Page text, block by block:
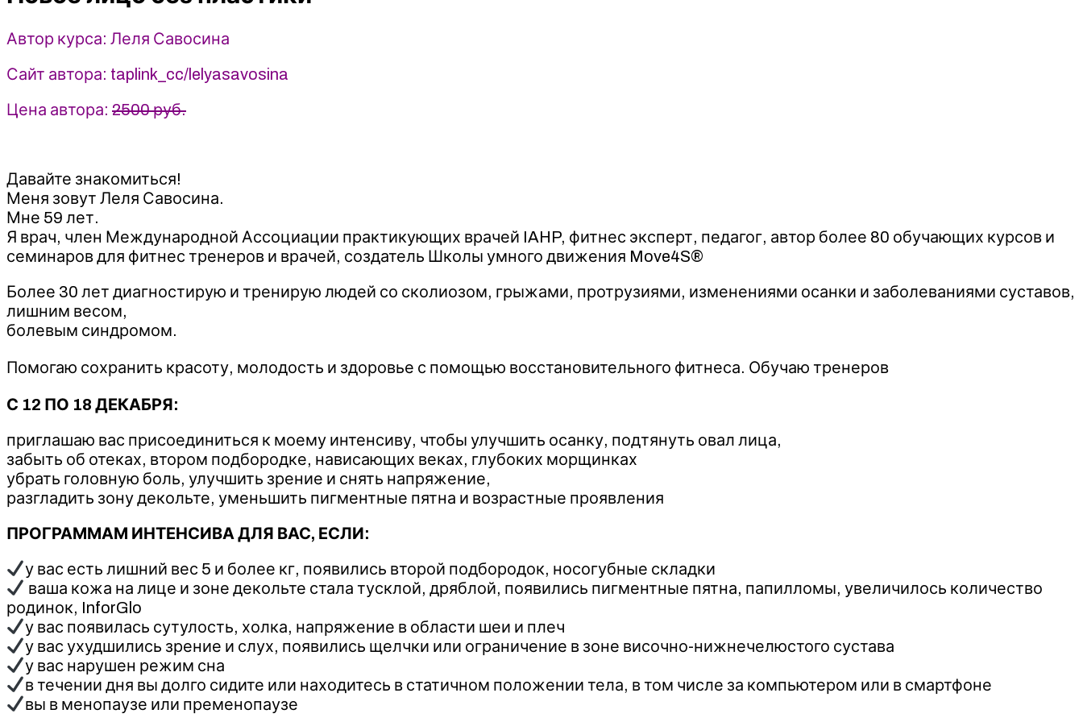
2022
Леля
Савосина
Автор курса: Леля Савосина
Сайт автора: taplink_cc/lelyasavosina
Цена автора: 2500 руб.
Давайте знакомиться!
Меня зовут Леля Савосина.
Мне 59 лет.
‌Я врач, член Международной Ассоциации практикующих врачей IAHP, фитнес эксперт, педагог, автор более 80 обучающих курсов и
семинаров для фитнес тренеров и врачей, создатель Школы умного движения Move4S®
Более 30 лет диагностирую и тренирую людей со сколиозом, грыжами, протрузиями, изменениями осанки и заболеваниями суставов,
лишним весом,
‌болевым синдромом.
‌Помогаю сохранить красоту, молодость и здоровье с помощью восстановительного фитнеса. Обучаю тренеров
С 12 ПО 18 ДЕКАБРЯ:
приглашаю вас присоединиться к моему интенсиву, чтобы улучшить осанку, подтянуть овал лица,
забыть об отеках, втором подбородке, нависающих веках, глубоких морщинках
убрать головную боль, улучшить зрение и снять напряжение,
разгладить зону декольте, уменьшить пигментные пятна и возрастные проявления
ПРОГРАММАМ ИНТЕНСИВА ДЛЯ ВАС, ЕСЛИ:
у вас есть лишний вес 5 и более кг, появились второй подбородок, носогубные складки
ваша кожа на лице и зоне декольте стала тусклой, дряблой, появились пигментные пятна, папилломы, увеличилось количество
родинок, InforGlo
у вас появилась сутулость, холка, напряжение в области шеи и плеч
у вас ухудшились зрение и слух, появились щелчки или ограничение в зоне височно-нижнечелюстого сустава
у вас нарушен режим сна
в течении дня вы долго сидите или находитесь в статичном положении тела, в том числе за компьютером или в смартфоне
вы в менопаузе или пременопаузе